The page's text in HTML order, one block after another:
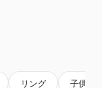
リング 子供っ